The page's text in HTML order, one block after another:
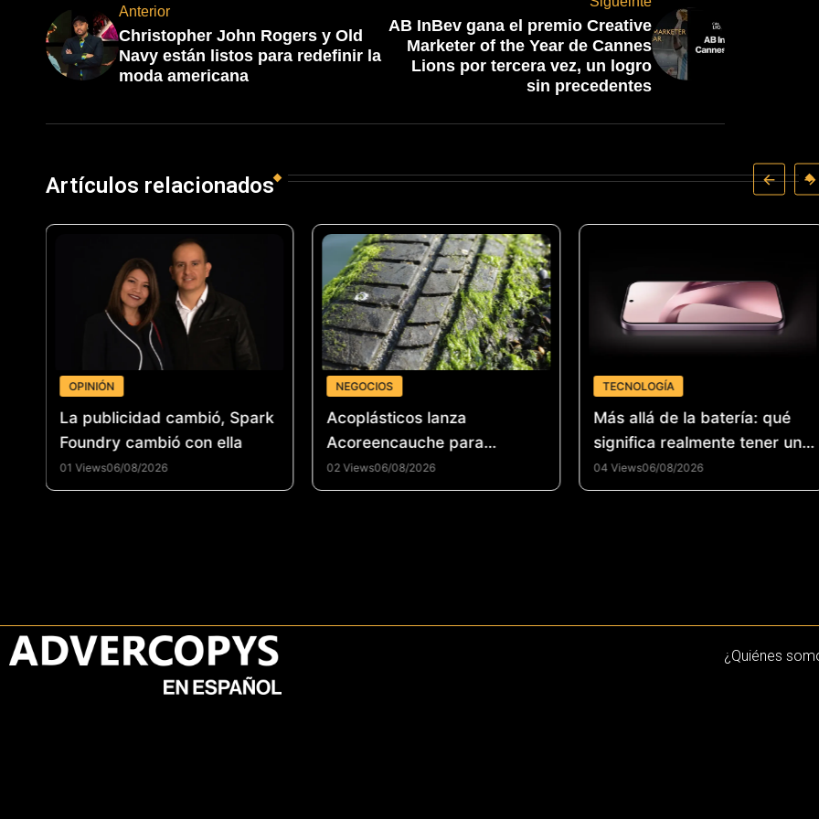
Anterior
Christopher John Rogers y Old
Navy están listos para redefinir la
moda americana
AB InBev gana el premio Creative
Marketer of the Year de Cannes
Lions por tercera vez, un logro
sin precedentes
Artículos relacionados
OPINIÓN
La publicidad cambió, Spark
Foundry cambió con ella
01 Views06/08/2026
NEGOCIOS
Acoplásticos lanza
Acoreencauche para
fortalecer la industria del
reencauche de llantas y
02 Views06/08/2026
TECNOLOGÍA
Más allá de la batería: qué
significa realmente tener un
smartphone de alto
rendimiento
04 Views06/08/2026
¿Quiénes